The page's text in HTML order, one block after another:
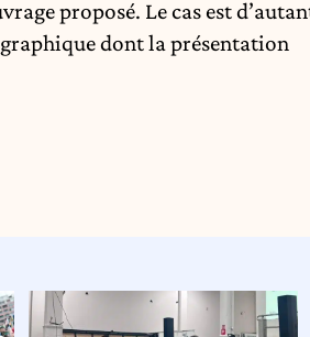
proposé. Le cas est
dont la présentation